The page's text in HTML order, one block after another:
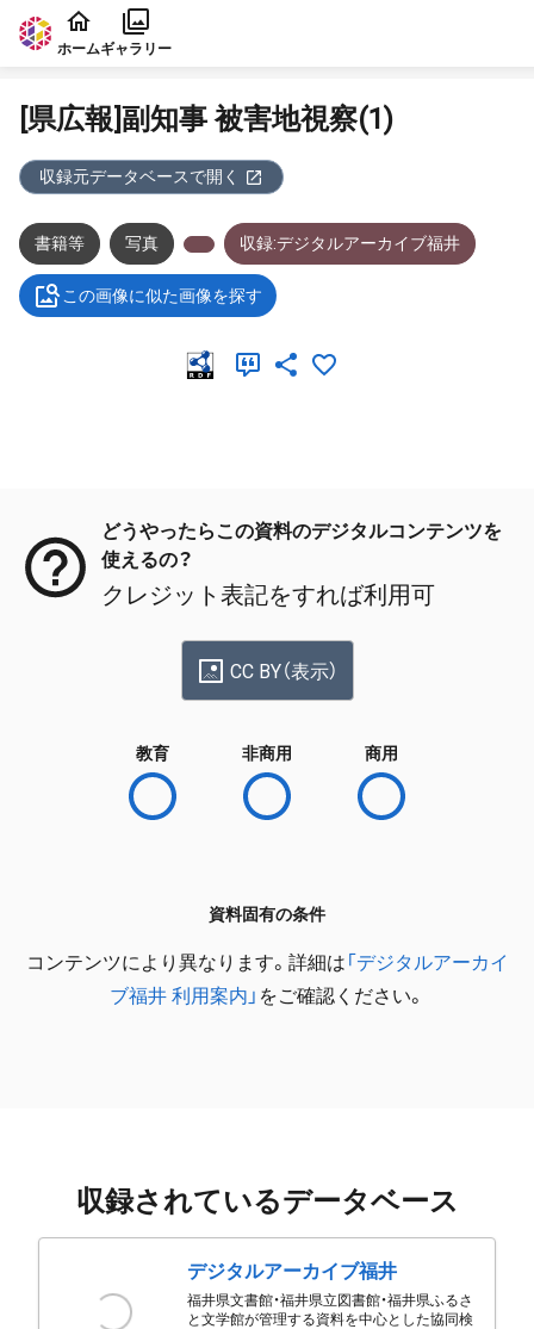
本文に飛ぶ
ホームギャラリー
[県広報]副知事 被害地視察(1)
収録元データベースで開く
書籍等 写真 収録:デジタルアーカイブ福井
この画像に似た画像を探す
どうやったらこの資料のデジタルコンテンツを
使えるの？
クレジット表記をすれば利用可
CC BY（表示）
教育 非商用 商用
資料固有の条件
コンテンツにより異なります。詳細は 「デジタルアーカイ
ブ福井 利用案内」 をご確認ください。
収録されているデータベース
デジタルアーカイブ福井
福井県文書館・福井県立図書館・福井県ふるさ
と文学館が管理する資料を中心とした協同検